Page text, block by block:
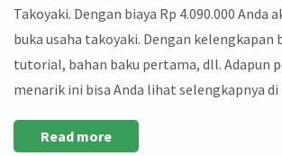
Takoyaki. Dengan biaya Rp 4.090.000 Anda
buka usaha takoyaki. Dengan kelengkapan
tutorial, bahan baku pertama, dll. Adapun
menarik ini bisa Anda lihat selengkapnya di
Read more